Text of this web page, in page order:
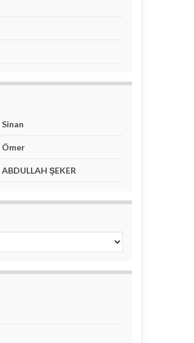
Sinan
Ömer
ABDULLAH ŞEKER